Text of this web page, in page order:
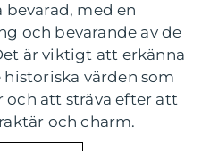
bevarad, med en
och bevarande av de
är viktigt att erkänna
värden som
och att sträva efter att
och charm.